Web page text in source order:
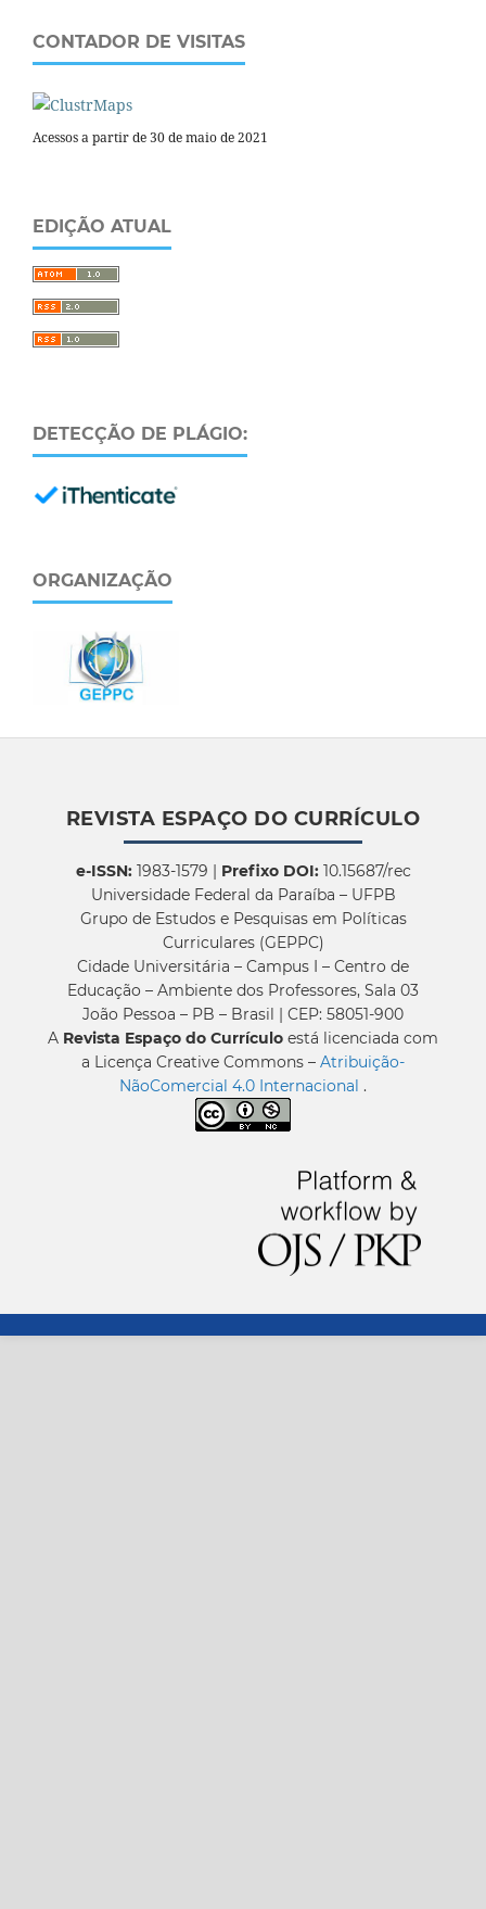
CONTADOR DE VISITAS
Acessos a partir de 30 de maio de 2021
EDIÇÃO ATUAL
DETECÇÃO DE PLÁGIO:
ORGANIZAÇÃO
REVISTA ESPAÇO DO CURRÍCULO
e-ISSN:1983-1579 | Prefixo DOI:10.15687/rec
Universidade Federal da Paraíba – UFPB
Grupo de Estudos e Pesquisas em Políticas
Curriculares (GEPPC)
Cidade Universitária – Campus I – Centro de
Educação – Ambiente dos Professores, Sala 03
João Pessoa – PB – Brasil | CEP: 58051-900
A Revista Espaço do Currículo está licenciada com
a Licença Creative Commons – Atribuição-
NãoComercial 4.0 Internacional .